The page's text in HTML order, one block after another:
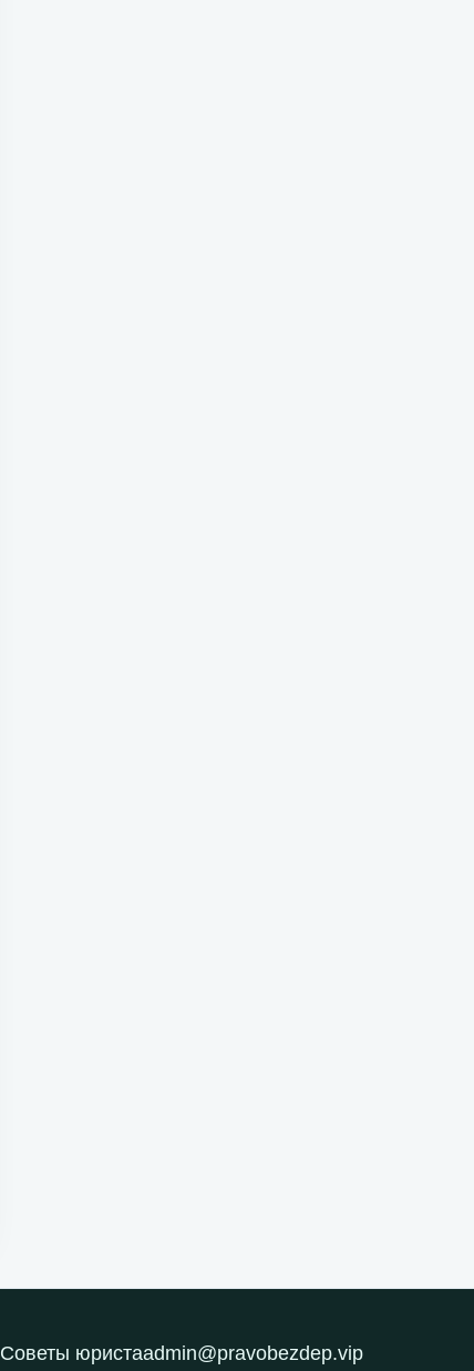
Советы юристаadmin@pravobezdep.vip